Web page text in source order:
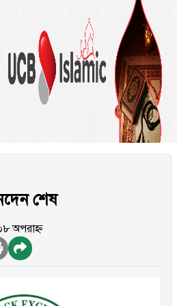
শেষ
অপরাহ্ন